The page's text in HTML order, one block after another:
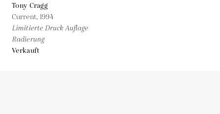
Tony Cragg
Current, 1994
Limitierte Druck Auflage
Radierung
Verkauft